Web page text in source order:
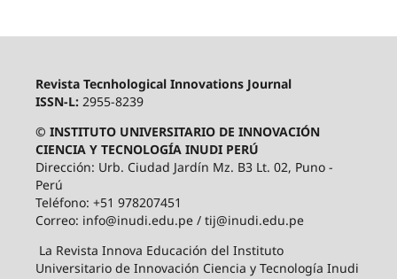
Revista Tecnhological Innovations Journal
ISSN-L: 2955-8239
© INSTITUTO UNIVERSITARIO DE INNOVACIÓN
CIENCIA Y TECNOLOGÍA INUDI PERÚ
Dirección: Urb. Ciudad Jardín Mz. B3 Lt. 02, Puno -
Perú
Teléfono: +51 978207451
Correo: info@inudi.edu.pe / tij@inudi.edu.pe
La Revista Innova Educación del Instituto
Universitario de Innovación Ciencia y Tecnología Inudi